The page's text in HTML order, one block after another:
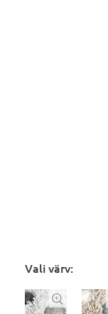
Vali värv:
